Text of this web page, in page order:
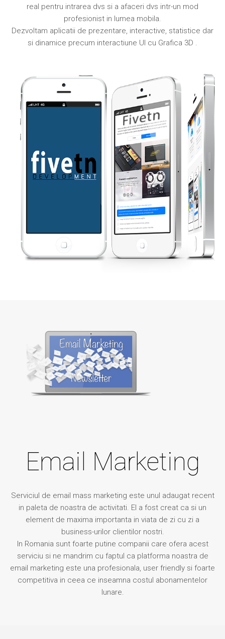
real pentru intrarea dvs si a afaceri dvs intr-un mod
profesionist in lumea mobila.
Dezvoltam aplicatii de prezentare, interactive, statistice dar
si dinamice precum interactiune UI cu Grafica 3D .
Email Marketing
Serviciul de email mass marketing este unul adaugat recent
in paleta de noastra de activitati. El a fost creat ca si un
element de maxima importanta in viata de zi cu zi a
business-urilor clientilor nostri.
In Romania sunt foarte putine companii care ofera acest
serviciu si ne mandrim cu faptul ca platforma noastra de
email marketing este una profesionala, user friendly si foarte
competitiva in ceea ce inseamna costul abonamentelor
lunare.